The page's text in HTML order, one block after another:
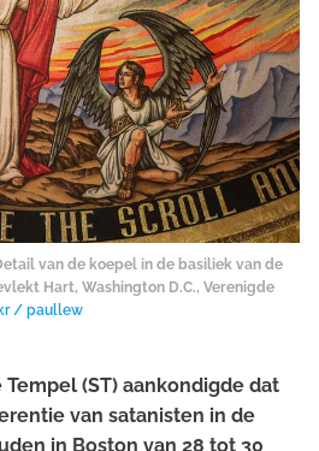
van de koepel in de basiliek van de
Hart, Washington D.C., Verenigde
/ paullew
(ST) aankondigde dat
van satanisten in de
in Boston van 28 tot 30